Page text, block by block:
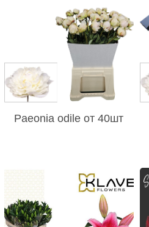
Paeonia odile от 40шт